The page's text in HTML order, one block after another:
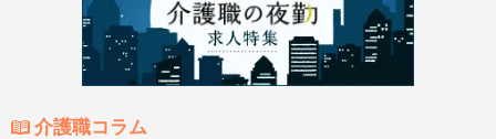
介護職コラム